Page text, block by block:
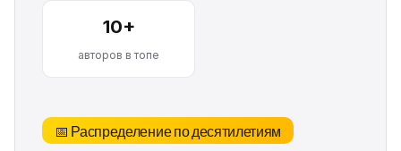
10+
авторов в топе
📅 Распределение по десятилетиям